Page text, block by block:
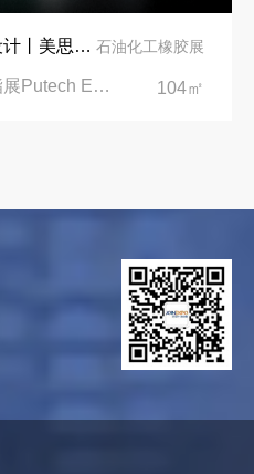
土耳其伊斯坦布尔展台设计丨美思德创新产品，打造聚氨酯行业标杆 石油化工橡胶展
土耳其伊斯坦布尔聚氨酯展Putech Eurasia|土耳其国际会展中心 104㎡